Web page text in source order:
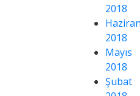
2018
2018
Mayıs
2018
Şubat